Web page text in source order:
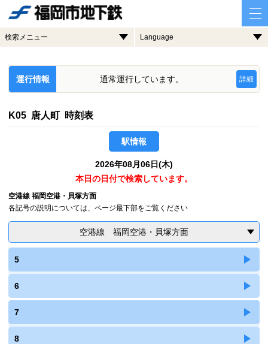
検索メニュー Language
運行情報 通常運行しています。 詳細
K05 唐人町 時刻表
駅情報
2026年08月06日(木)
本日の日付で検索しています。
空港線 福岡空港・貝塚方面
各記号の説明については、ページ最下部をご覧ください
空港線 福岡空港・貝塚方面
5
6
7
8